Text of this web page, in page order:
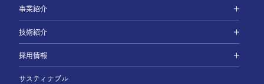
事業紹介
技術紹介
採用情報
サスティナブル